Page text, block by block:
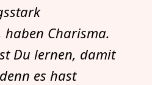
Charisma.
Du lernen, damit
es hast